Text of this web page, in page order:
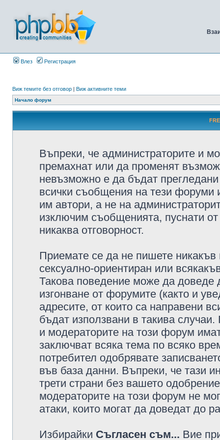
Влез Регистрация
Виж темите без отговор | Виж активните теми
Начало форум
Въпреки, че администраторите и
премахнат или да променят
невъзможно е да бъдат
всички съобщения на тези форуми
им автори, а не на
изключим съобщенията, пуснати
никаква отговорност.
Приемате се да не пишете никакъв
сексуално-ориентиран или
Такова поведение може да доведе
изгонване от форумите (както и
адресите, от които са направени
бъдат използвани в такива
и модераторите на този форум
заключват всяка тема по всяко
потребител одобрявате
във база данни. Въпреки, че тази
трети страни без вашето
модераторите на този форум не
атаки, които могат да доведат до
Избирайки Съгласен съм... Вие